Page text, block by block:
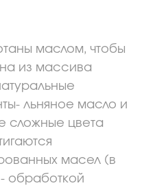
маслом, чтобы
из массива
льняное масло и
сложные цвета
масел (в
- обработкой